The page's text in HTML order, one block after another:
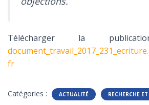
Télécharger la
fr
Catégories : ACTUALITÉ RECHERCHE